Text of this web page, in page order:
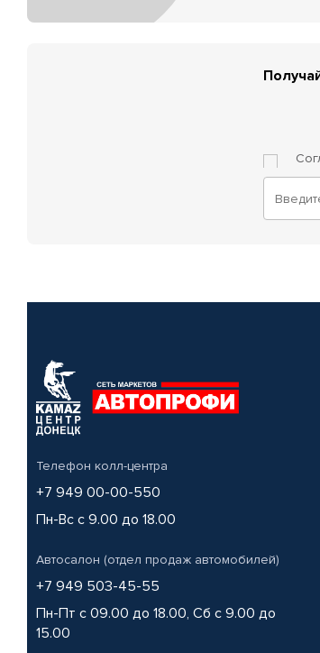
Телефон колл-центра
+7 949 00-00-550
Пн-Вс с 9.00 до 18.00
Автосалон (отдел продаж автомобилей)
+7 949 503-45-55
Пн-Пт с 09.00 до 18.00, Сб с 9.00 до
15.00